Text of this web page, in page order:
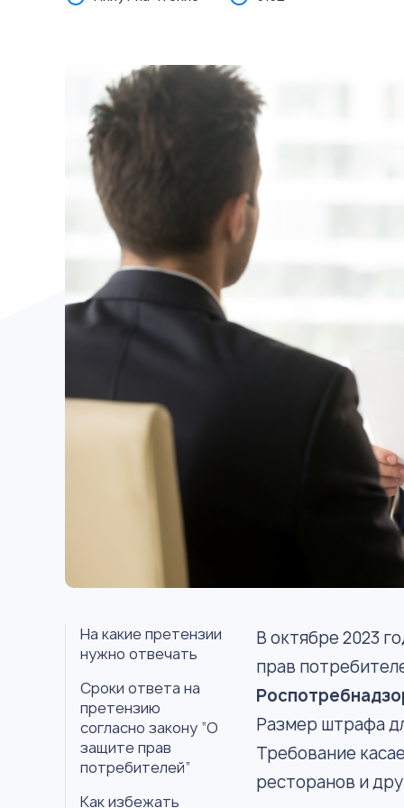
На какие претензии
нужно отвечать
Сроки ответа на
претензию
согласно закону “О
защите прав
потребителей”
Как избежать
В октябре 2023
прав
Размер штрафа
Требование
ресторанов и